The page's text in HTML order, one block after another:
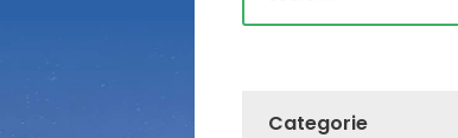
Categorie